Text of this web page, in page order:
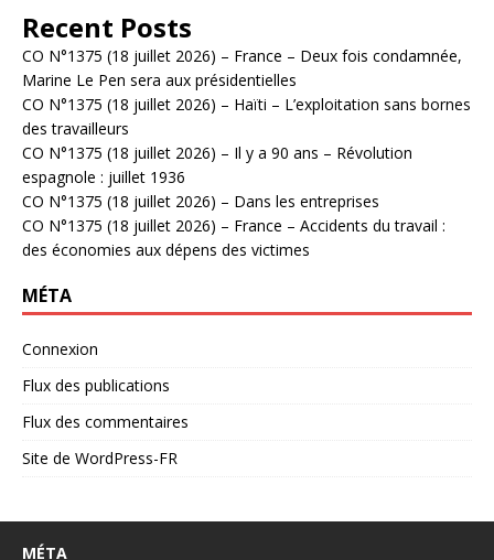
Recent Posts
CO N°1375 (18 juillet 2026) – France – Deux fois condamnée,
Marine Le Pen sera aux présidentielles
CO N°1375 (18 juillet 2026) – Haïti – L’exploitation sans bornes
des travailleurs
CO N°1375 (18 juillet 2026) – Il y a 90 ans – Révolution
espagnole : juillet 1936
CO N°1375 (18 juillet 2026) – Dans les entreprises
CO N°1375 (18 juillet 2026) – France – Accidents du travail :
des économies aux dépens des victimes
MÉTA
Connexion
Flux des publications
Flux des commentaires
Site de WordPress-FR
MÉTA